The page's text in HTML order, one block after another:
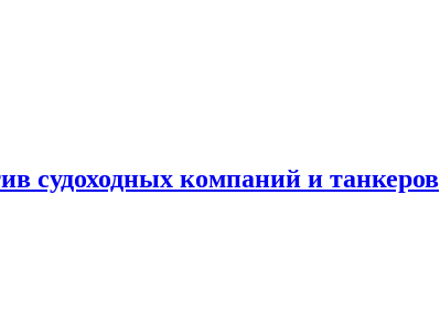
судоходных компаний и танкеров